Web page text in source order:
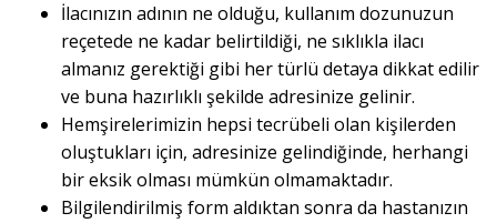
İlacınızın adının ne olduğu, kullanım dozunuzun
reçetede ne kadar belirtildiği, ne sıklıkla ilacı
almanız gerektiği gibi her türlü detaya dikkat edilir
ve buna hazırlıklı şekilde adresinize gelinir.
Hemşirelerimizin hepsi tecrübeli olan kişilerden
oluştukları için, adresinize gelindiğinde, herhangi
bir eksik olması mümkün olmamaktadır.
Bilgilendirilmiş form aldıktan sonra da hastanızın